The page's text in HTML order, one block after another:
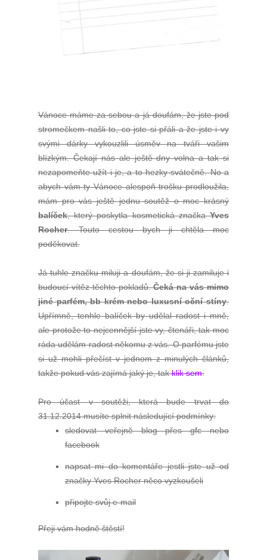
Vánoce máme za sebou a já doufám, že jste pod
stromečkem našli to, co jste si přáli a že jste i vy
svými dárky vykouzlili úsměv na tváři vašim
blízkým. Čekají nás ale ještě dny volna a tak si
nezapomeňte užít i je, a to hezky svátečně. No a
abych vám ty Vánoce alespoň trošku prodloužila,
mám pro vás ještě jednu soutěž o moc krásný
balíček, který poskytla kosmetická značkaYves
Rocher. Touto cestou bych ji chtěla moc
poděkovat.
Já tuhle značku miluji a doufám, že si ji zamiluje i
budoucí vítěz těchto pokladů.Čeká na vás mimo
jiné parfém, bb krém nebo luxusní oční stíny.
Upřímně, tenhle balíček by udělal radost i mně,
ale protože to nejcennější jste vy, čtenáři, tak moc
ráda udělám radost někomu z vás. O parfému jste
si už mohli přečíst v jednom z minulých článků,
takže pokud vás zajímá jaký je, takklik sem.
Pro účast v soutěži, která bude trvat do
31.12.2014 musíte splnit následující podmínky:
sledovat veřejně blog přes gfc nebo
facebook
napsat mi do komentáře jestli jste už od
značky Yves Rocher něco vyzkoušeli
připojte svůj e-mail
Přeji vám hodně štěstí!